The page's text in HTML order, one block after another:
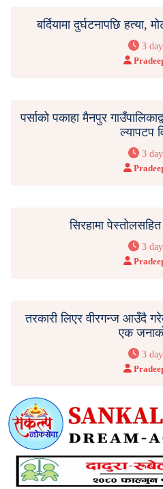
बर्दियामा दुर्घटनापछि
3
पर्साको पकाहा मैनपुर
ल्यापटप
3
सिरहामा
3
तरकारी लिएर वीरगन्ज आउँदै
एक
3